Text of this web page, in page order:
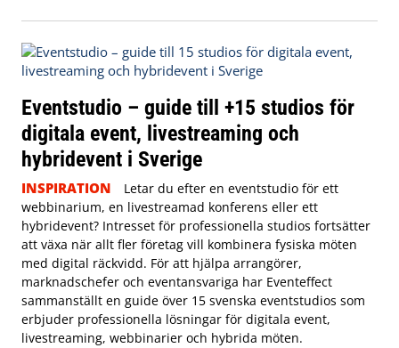
Eventstudio – guide till +15 studios för
digitala event, livestreaming och
hybridevent i Sverige
INSPIRATION
Letar du efter en eventstudio för ett
webbinarium, en livestreamad konferens eller ett
hybridevent? Intresset för professionella studios fortsätter
att växa när allt fler företag vill kombinera fysiska möten
med digital räckvidd. För att hjälpa arrangörer,
marknadschefer och eventansvariga har Eventeffect
sammanställt en guide över 15 svenska eventstudios som
erbjuder professionella lösningar för digitala event,
livestreaming, webbinarier och hybrida möten.